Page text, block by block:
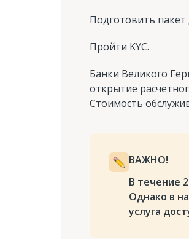
Подготовить
Пройти KYC.
Банки Великого
открытие
Стоимость
ВАЖНО!
В течение
Однако в
услуга